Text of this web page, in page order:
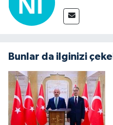
Bunlar da ilginizi